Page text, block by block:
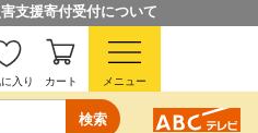
支援寄付受付について
検索
入り カート メニュー